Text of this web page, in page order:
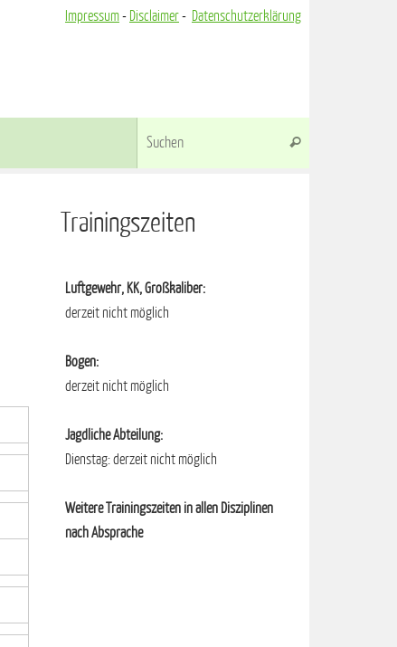
Impressum- Disclaimer- Datenschutzerklärung
Suchen
Trainingszeiten
Luftgewehr, KK, Großkaliber:
derzeit nicht möglich
Bogen:
derzeit nicht möglich
Jagdliche Abteilung:
Dienstag: derzeit nicht möglich
Weitere Trainingszeiten in allen Disziplinen
nach Absprache